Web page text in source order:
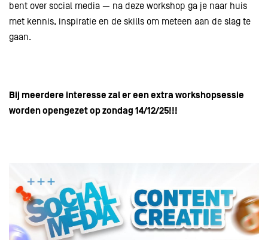
bent over social media — na deze workshop ga je naar huis
met kennis, inspiratie en de skills om meteen aan de slag te
gaan.
Bij meerdere interesse zal er een extra workshopsessie
worden opengezet op zondag 14/12/25!!!